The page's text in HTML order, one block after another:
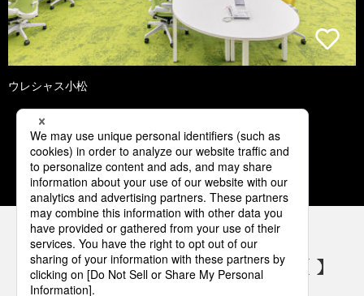
ウレシャス小松
1 2 3 4 5
パナソニックの電気設備 SNSアカウント